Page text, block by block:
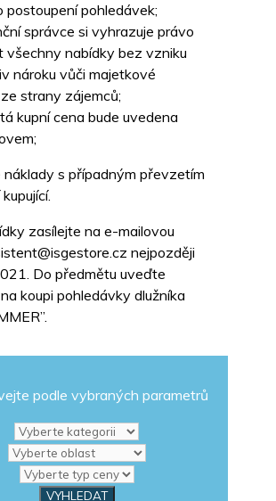
postoupení pohledávek;
správce si vyhrazuje právo
všechny nabídky bez vzniku
nároku vůči majetkové
strany zájemců;
kupní cena bude uvedena
náklady s případným převzetím
zasílejte na e-mailovou
nejpozději
Do předmětu uveďte
koupi pohledávky dlužníka
podle vybraných parametrů